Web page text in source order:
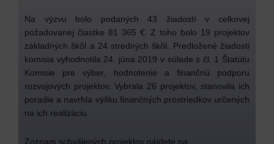
Na výzvu bolo podaných 43 žiadostí v celkovej
požadovanej čiastke 81 365 €. Z toho bolo 19 projektov
základných škôl a 24 stredných škôl. Predložené žiadosti
komisia vyhodnotila 24. júna 2019 v súlade s čl. 1 Štatútu
Komisie pre výber, hodnotenie a finančnú podporu
rozvojových projektov. Vybrala 26 projektov, stanovila ich
poradie a navrhla výšku finančných prostriedkov určených
na ich realizáciu.
Zoznam schválených projektov nájdete na: